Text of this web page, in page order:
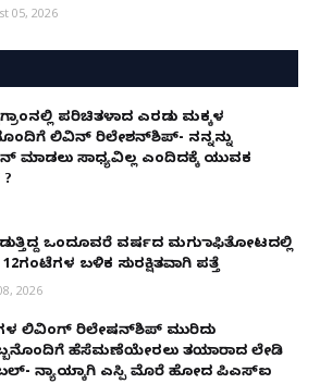
05, 2026
ಪರಿಚಿತಳಾದ ಎರಡು ಮಕ್ಕಳ
ಲಿವಿನ್ ರಿಲೇಶನ್​ಶಿಪ್- ನನ್ನನ್ನು
ಮಾಡಲು ಸಾಧ್ಯವಿಲ್ಲ ಎಂದಿದಕ್ಕೆ ಯುವಕ
ಒಂದೂವರೆ ವರ್ಷದ ಮಗು ಕಾಫಿತೋಟದಲ್ಲಿ
12ಗಂಟೆಗಳ ಬಳಿಕ ಸುರಕ್ಷಿತವಾಗಿ ಪತ್ತೆ
2026
ಲಿವಿಂಗ್‌ ರಿಲೇಷನ್‌ಶಿಪ್ ಮುರಿದು
ಹೆಸೆಮಣೆಯೇರಲು ತಯಾರಾದ ಲೇಡಿ
ನ್ಯಾಯಕ್ಕಾಗಿ ಎಸ್ಪಿ ಮೊರೆ ಹೋದ ಪಿಎಸ್ಐ